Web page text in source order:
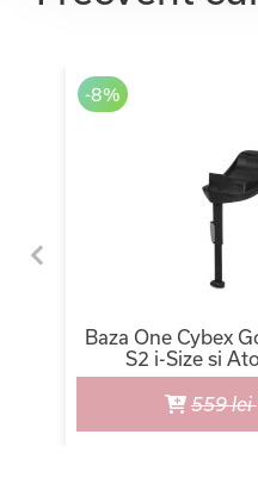
Baza One Cybex
S2 i-Size si
-8%
559 lei